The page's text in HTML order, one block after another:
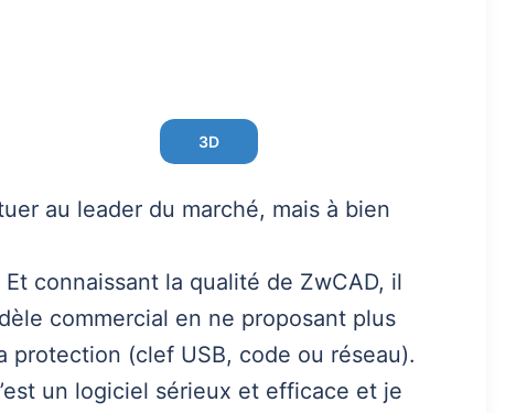
3D
au leader du marché, mais à bien
connaissant la qualité de ZwCAD, il
commercial en ne proposant plus
(clef USB, code ou réseau).
un logiciel sérieux et efficace et je